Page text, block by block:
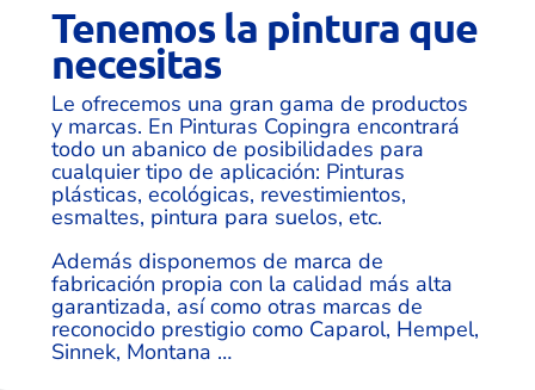
Tenemos la pintura que
necesitas
Le ofrecemos una gran gama de productos
y marcas. En Pinturas Copingra encontrará
todo un abanico de posibilidades para
cualquier tipo de aplicación: Pinturas
plásticas, ecológicas, revestimientos,
esmaltes, pintura para suelos, etc.
Además disponemos de marca de
fabricación propia con la calidad más alta
garantizada, así como otras marcas de
reconocido prestigio como Caparol, Hempel,
Sinnek, Montana …